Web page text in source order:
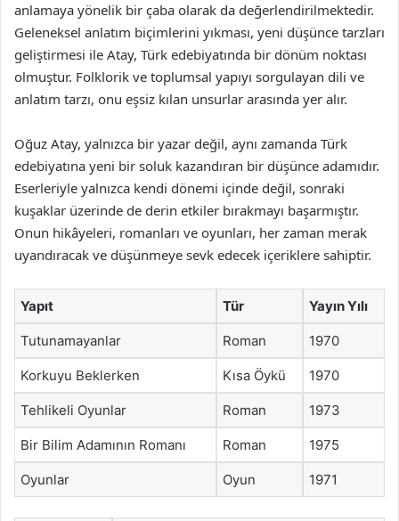
anlamaya yönelik bir çaba olarak da değerlendirilmektedir.
Geleneksel anlatım biçimlerini yıkması, yeni düşünce tarzları
geliştirmesi ile Atay, Türk edebiyatında bir dönüm noktası
olmuştur. Folklorik ve toplumsal yapıyı sorgulayan dili ve
anlatım tarzı, onu eşsiz kılan unsurlar arasında yer alır.
Oğuz Atay, yalnızca bir yazar değil, aynı zamanda Türk
edebiyatına yeni bir soluk kazandıran bir düşünce adamıdır.
Eserleriyle yalnızca kendi dönemi içinde değil, sonraki
kuşaklar üzerinde de derin etkiler bırakmayı başarmıştır.
Onun hikâyeleri, romanları ve oyunları, her zaman merak
uyandıracak ve düşünmeye sevk edecek içeriklere sahiptir.
Yapıt Tür Yayın Yılı
Tutunamayanlar Roman 1970
Korkuyu Beklerken Kısa Öykü 1970
Tehlikeli Oyunlar Roman 1973
Bir Bilim Adamının Romanı Roman 1975
Oyunlar Oyun 1971